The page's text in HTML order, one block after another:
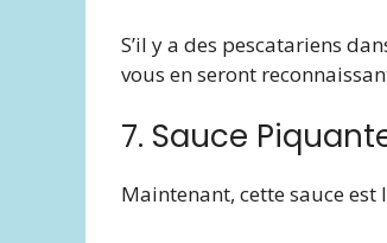
S’il y a des pescatariens
vous en seront
7. Sauce
Maintenant, cette sauce est